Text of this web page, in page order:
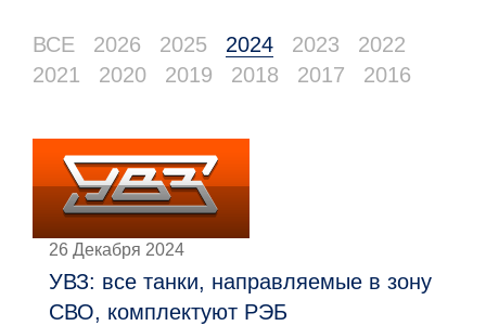
ВСЕ 2026 2025 2024 2023
2022
2021
2020 2019 2018 2017 2016
26 Декабря 2024
УВЗ: все танки, направляемые в зону
СВО, комплектуют РЭБ